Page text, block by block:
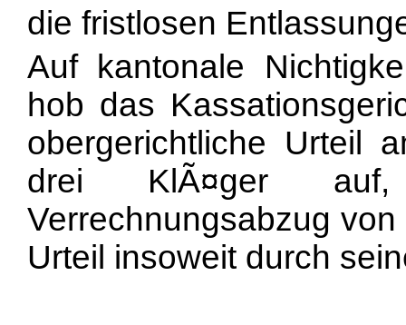
die fristlosen
Auf kantonale
hob das
obergerichtliche Urteil
drei KlÃ¤ger auf,
Verrechnungsabzug
Urteil insoweit durch